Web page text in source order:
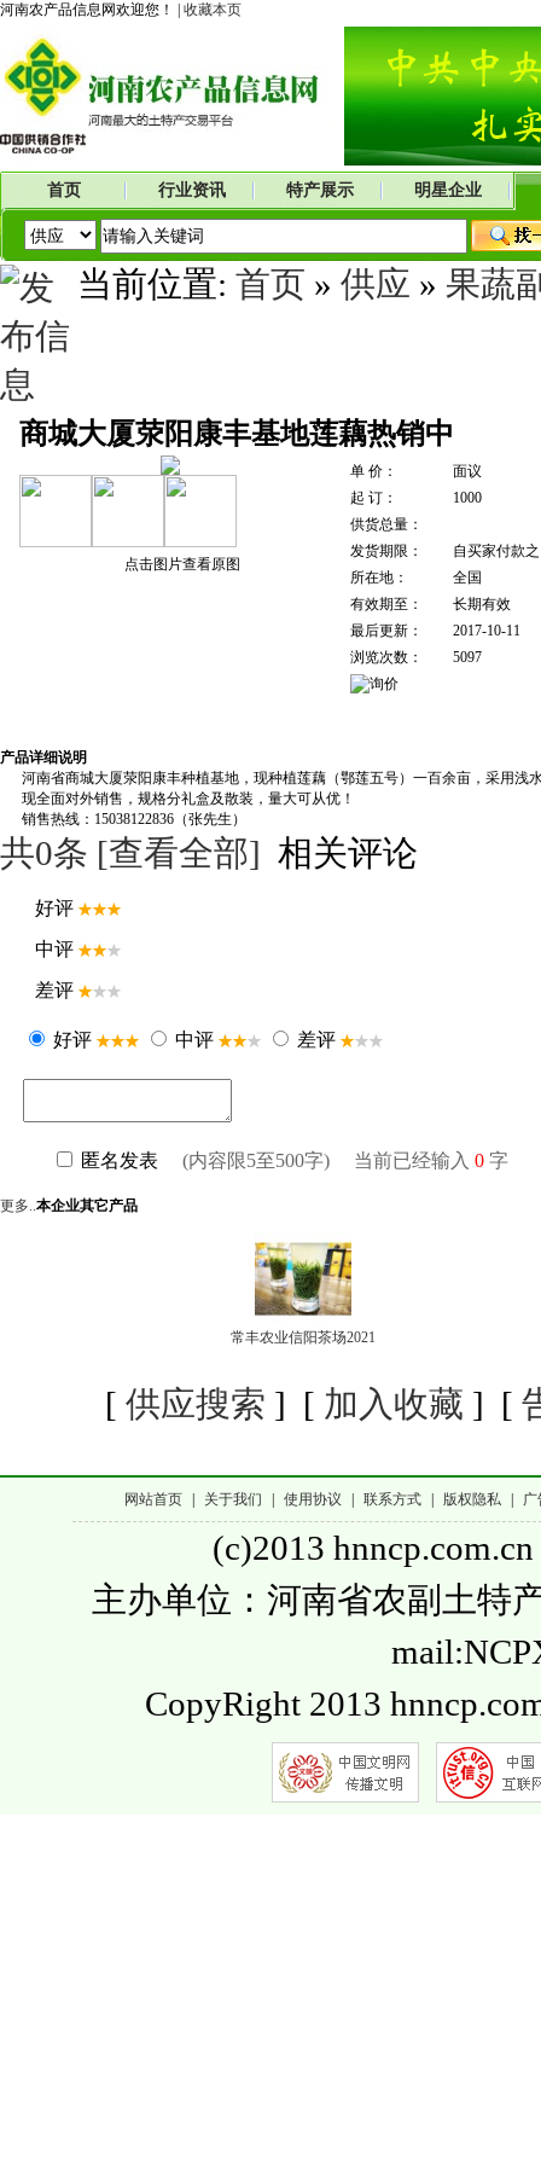
河南农产品信息网欢迎您！ | 收藏本页
首页 行业资讯 特产展示 明星企业
当前位置: 首页 » 供应 » 果蔬
商城大厦荥阳康丰基地莲藕热销中
点击图片查看原图
单 价：
面议
起 订：
1000
供货总量：
发货期限：
自买家付款
所在地：
全国
有效期至：
长期有效
最后更新：
2017-10-11
浏览次数：
5097
产品详细说明
河南省商城大厦荥阳康丰种植基地，现种植莲藕（鄂莲五号）一百余亩，采用浅
现全面对外销售，规格分礼盒及散装，量大可从优！
销售热线：15038122836（张先生）
共0条 [查看全部] 相关评论
更多..本企业其它产品
常丰农业信阳茶场2021
[ 供应搜索 ] [ 加入收藏 ] [
网站首页 关于我们 使用协议 联系方式 版权隐私 广
(c)2013
主办单位：河南省农副土特
CopyRight 2013